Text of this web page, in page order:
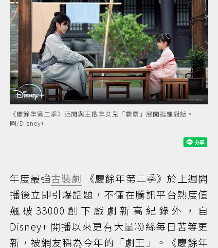
《慶餘年第二季》范閒與王啟年女兒「霸霸」展開逗趣對話。
圖/Disney+
年度最強古裝劇 《慶餘年第二季》於上週開
播後立即引爆話題，不僅在騰訊平台熱度值
飆破33000創下戲劇新高紀錄外，自
Disney+ 開播以來更有大量粉絲每日苦等更
新，被網友稱為今年的「劇王」。《慶餘年